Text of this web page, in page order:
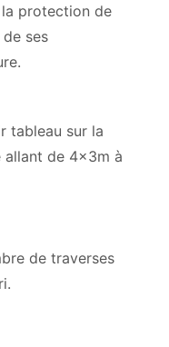
protection de
de ses
tableau sur la
allant de 4x3m à
de traverses